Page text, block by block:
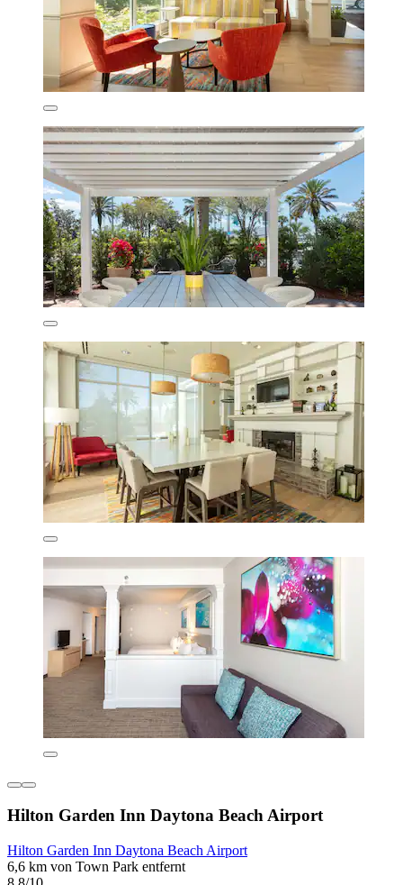
Hilton Garden Inn Daytona Beach Airport
Hilton Garden Inn Daytona Beach Airport
6,6 km von Town Park entfernt